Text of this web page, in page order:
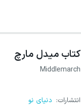
کتاب میدل مارچ
Middlemarch
انتشارات: دنیای نو